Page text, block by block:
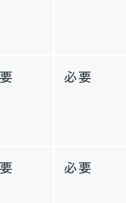
ンを販売するには
必要
必要